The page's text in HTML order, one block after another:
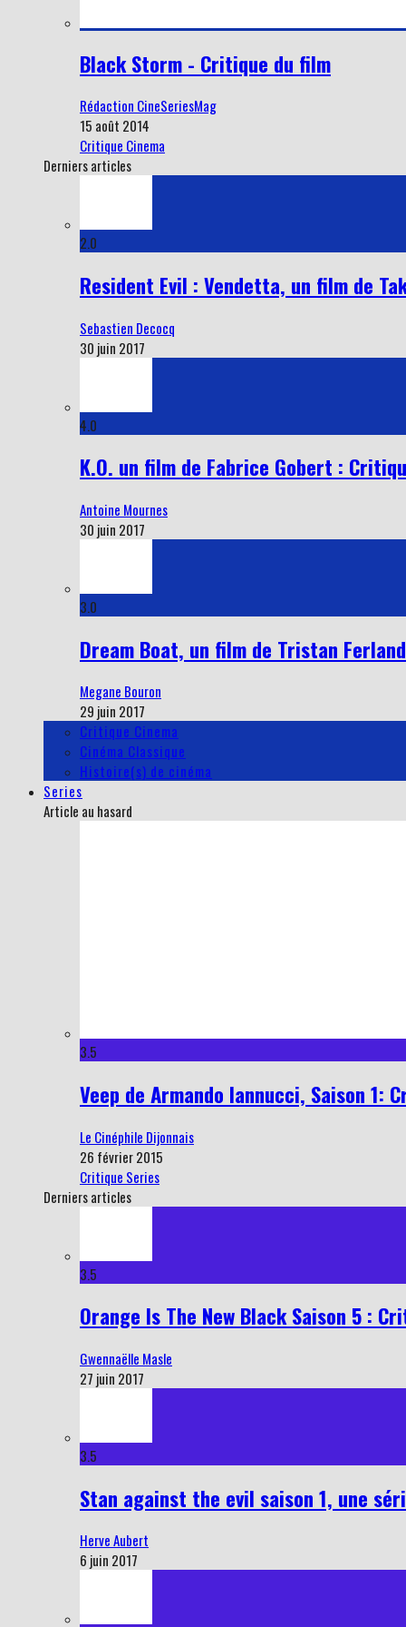
Black Storm - Critique du film
Rédaction CineSeriesMag
15 août 2014
Critique Cinema
Derniers articles
2.0
Resident Evil : Vendetta, un film de
Sebastien Decocq
30 juin 2017
4.0
K.O. un film de Fabrice Gobert :
Antoine Mournes
30 juin 2017
3.0
Dream Boat, un film de Tristan
Megane Bouron
29 juin 2017
Critique Cinema
Cinéma Classique
Histoire(s) de cinéma
Series
Article au hasard
3.5
Veep de Armando Iannucci, Saison 1:
Le Cinéphile Dijonnais
26 février 2015
Critique Series
Derniers articles
3.5
Orange Is The New Black Saison 5 :
Gwennaëlle Masle
27 juin 2017
3.5
Stan against the evil saison 1, une
Herve Aubert
6 juin 2017